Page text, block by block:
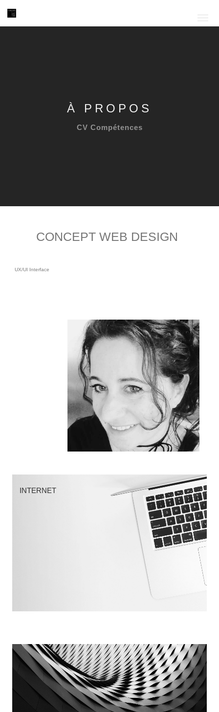
À PROPOS
CV Compétences
CONCEPT WEB DESIGN
UX/UI Interface
Chrystèle Caruana
Conceptrice graphique
Designer Web
Infographiste en multimédia
INTERNET